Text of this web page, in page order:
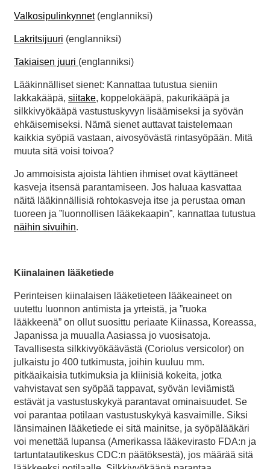
Valkosipulinkynnet(englanniksi)
Lakritsijuuri (englanniksi)
Takiaisen juuri (englanniksi)
Lääkinnälliset sienet: Kannattaa tutustua sieniin
lakkakääpä, siitake, koppelokääpä, pakurikääpä ja
silkkivyökääpä vastustuskyvyn lisäämiseksi ja syövän
ehkäisemiseksi. Nämä sienet auttavat taistelemaan
kaikkia syöpiä vastaan, aivosyövästä rintasyöpään. Mitä
muuta sitä voisi toivoa?
Jo ammoisista ajoista lähtien ihmiset ovat käyttäneet
kasveja itsensä parantamiseen. Jos haluaa kasvattaa
näitä lääkinnällisiä rohtokasveja itse ja perustaa oman
tuoreen ja ”luonnollisen lääkekaapin”, kannattaa tutustua
näihin sivuihin.
Kiinalainen lääketiede
Perinteisen kiinalaisen lääketieteen lääkeaineet on
uutettu luonnon antimista ja yrteistä, ja ”ruoka
lääkkeenä” on ollut suosittu periaate Kiinassa, Koreassa,
Japanissa ja muualla Aasiassa jo vuosisatoja.
Tavallisesta silkkivyökäävästä (Coriolus versicolor) on
julkaistu jo 400 tutkimusta, joihin kuuluu mm.
pitkäaikaisia tutkimuksia ja kliinisiä kokeita, jotka
vahvistavat sen syöpää tappavat, syövän leviämistä
estävät ja vastustuskykyä parantavat ominaisuudet. Se
voi parantaa potilaan vastustuskykyä kasvaimille. Siksi
länsimainen lääketiede ei sitä mainitse, ja syöpälääkäri
voi menettää lupansa (Amerikassa lääkevirasto FDA:n ja
tartuntatautikeskus CDC:n päätöksestä), jos määrää sitä